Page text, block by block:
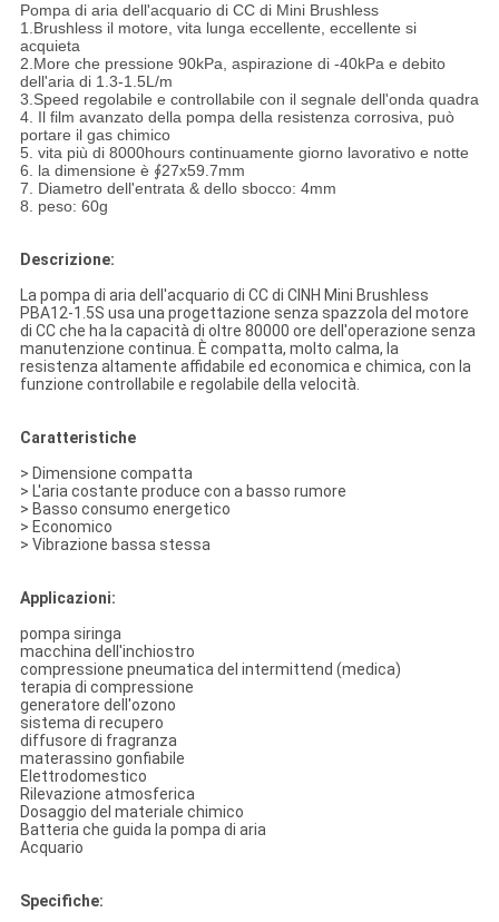
Pompa di aria dell'acquario di CC di Mini Brushless
1.Brushless il motore, vita lunga eccellente, eccellente si
acquieta
2.More che pressione 90kPa, aspirazione di -40kPa e debito
dell'aria di 1.3-1.5L/m
3.Speed regolabile e controllabile con il segnale dell'onda quadra
4. Il film avanzato della pompa della resistenza corrosiva, può
portare il gas chimico
5. vita più di 8000hours continuamente giorno lavorativo e notte
6. la dimensione è ∮27x59.7mm
7. Diametro dell'entrata & dello sbocco: 4mm
8. peso: 60g
Descrizione:
La pompa di aria dell'acquario di CC di CINH Mini Brushless
PBA12-1.5S usa una progettazione senza spazzola del motore
di CC che ha la capacità di oltre 80000 ore dell'operazione senza
manutenzione continua. È compatta, molto calma, la
resistenza altamente affidabile ed economica e chimica, con la
funzione controllabile e regolabile della velocità.
Caratteristiche
> Dimensione compatta
> L'aria costante produce con a basso rumore
> Basso consumo energetico
> Economico
> Vibrazione bassa stessa
Applicazioni:
pompa siringa
macchina dell'inchiostro
compressione pneumatica del intermittend (medica)
terapia di compressione
generatore dell'ozono
sistema di recupero
diffusore di fragranza
materassino gonfiabile
Elettrodomestico
Rilevazione atmosferica
Dosaggio del materiale chimico
Batteria che guida la pompa di aria
Acquario
Specifiche: